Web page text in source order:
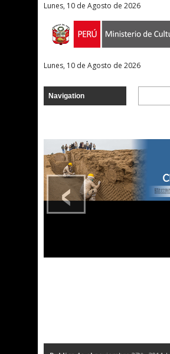
Lunes, 10 de Agosto de 2026
Lunes, 10 de Agosto de 2026
‹